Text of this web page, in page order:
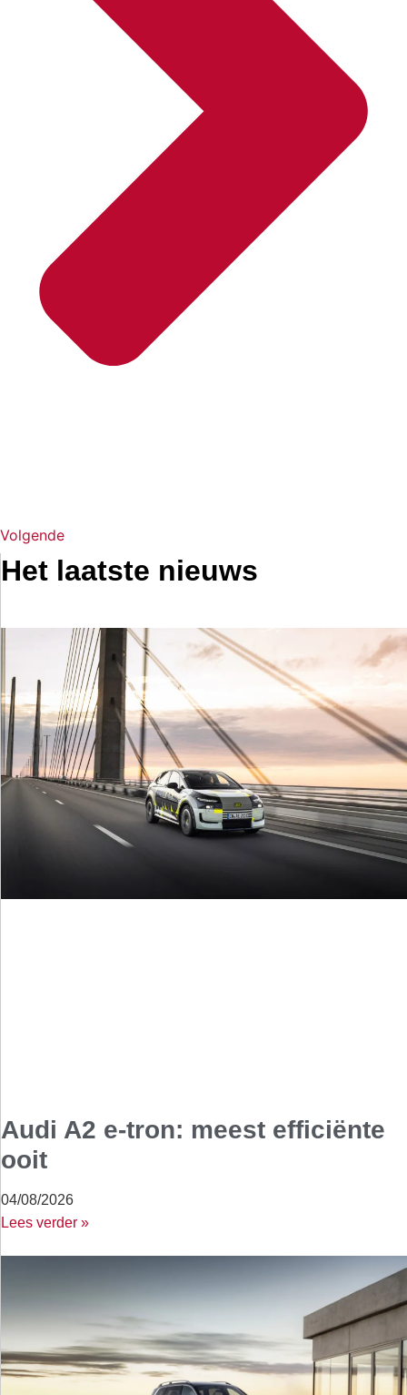
Volgende
Het laatste nieuws
Audi A2 e-tron: meest efficiënte
ooit
04/08/2026
Lees verder »